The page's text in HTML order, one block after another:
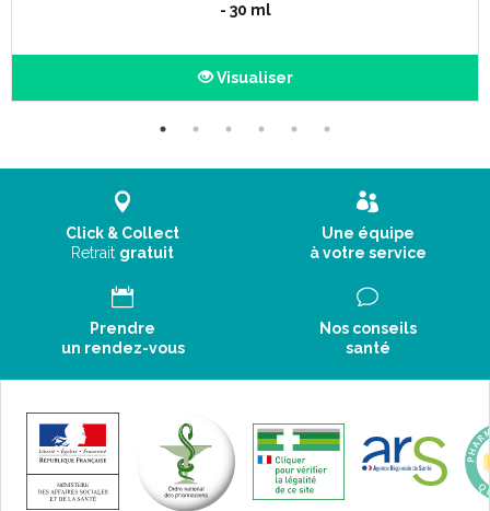
- 30 ml
Visualiser
Click & Collect
Retrait gratuit
Une équipe
à votre service
Prendre
un rendez-vous
Nos conseils
santé